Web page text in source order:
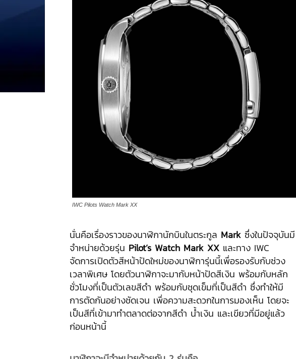
IWC Pilots Watch Mark XX
นั่นคือเรื่องราวของนาฬิกานักบินในตระกูล Mark ซึ่งในปัจจุบันมี
จำหน่ายด้วยรุ่น Pilot’s Watch Mark XX และทาง IWC
จัดการเปิดตัวสีหน้าปัดใหม่ของนาฬิการุ่นนี้เพื่อรองรับกับช่วง
เวลาพิเศษ โดยตัวนาฬิกาจะมากับหน้าปัดสีเงิน พร้อมกับหลัก
ชั่วโมงที่เป็นตัวเลขสีดำ พร้อมกับชุดเข็มที่เป็นสีดำ ซึ่งทำให้มี
การตัดกันอย่างชัดเจน เพื่อความสะดวกในการมองเห็น โดยจะ
เป็นสีที่เข้ามาทำตลาดต่อจากสีดำ น้ำเงิน และเขียวที่มีอยู่แล้ว
ก่อนหน้านี้